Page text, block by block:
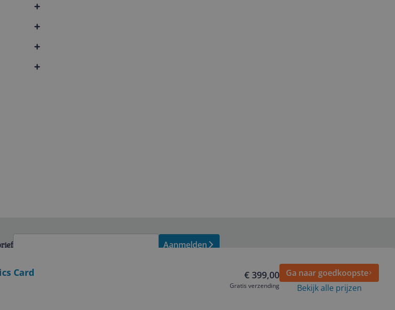
Card € 399,00
Gratis verzending
Ga naar goedkoopste
Bekijk alle prijzen
Aanmelden